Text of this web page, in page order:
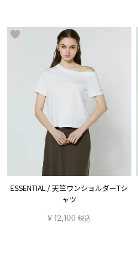
ESSENTIAL / 天竺ワンショルダーTシ
ャツ
¥ 12,100 税込